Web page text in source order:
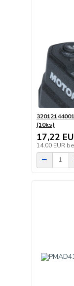
(10ks)
17,22
14,00 EUR